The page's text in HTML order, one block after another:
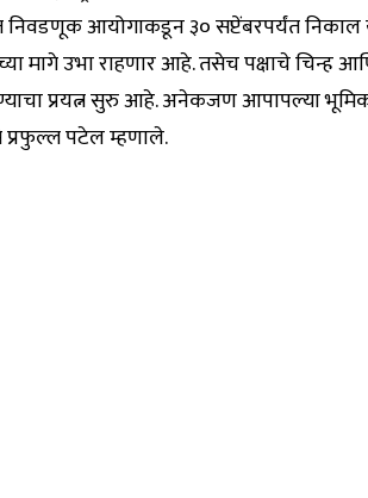
निवडणूक आयोगाकडून ३० सप्टेंबरपर्यंत
मागे उभा राहणार आहे. तसेच पक्षाचे चिन्ह
प्रयत्न सुरु आहे. अनेकजण आपापल्या
पटेल म्हणाले.